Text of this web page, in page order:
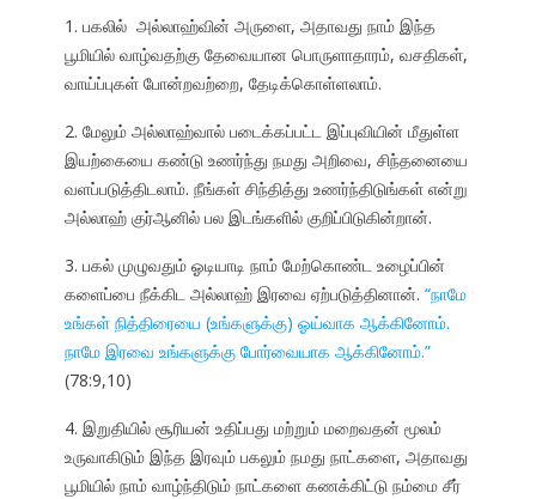
1. பகலில் அல்லாஹ்வின் அருளை, அதாவது நாம் இந்த
பூமியில் வாழ்வதற்கு தேவையான பொருளாதாரம், வசதிகள்,
வாய்ப்புகள் போன்றவற்றை, தேடிக்கொள்ளலாம்.
2. மேலும் அல்லாஹ்வால் படைக்கப்பட்ட இப்புவியின் மீதுள்ள
இயற்கையை கண்டு உணர்ந்து நமது அறிவை, சிந்தனையை
வளப்படுத்திடலாம். நீங்கள் சிந்தித்து உணர்ந்திடுங்கள் என்று
அல்லாஹ் குர்ஆனில் பல இடங்களில் குறிப்பிடுகின்றான்.
3. பகல் முழுவதும் ஓடியாடி நாம் மேற்கொண்ட உழைப்பின்
களைப்பை நீக்கிட அல்லாஹ் இரவை ஏற்படுத்தினான். “நாமே
உங்கள் நித்திரையை (உங்களுக்கு) ஓய்வாக ஆக்கினோம்.
நாமே இரவை உங்களுக்கு போர்வையாக ஆக்கினோம்.”
(78:9,10)
4. இறுதியில் சூரியன் உதிப்பது மற்றும் மறைவதன் மூலம்
உருவாகிடும் இந்த இரவும் பகலும் நமது நாட்களை, அதாவது
பூமியில் நாம் வாழ்ந்திடும் நாட்களை கணக்கிட்டு நம்மை சீர்